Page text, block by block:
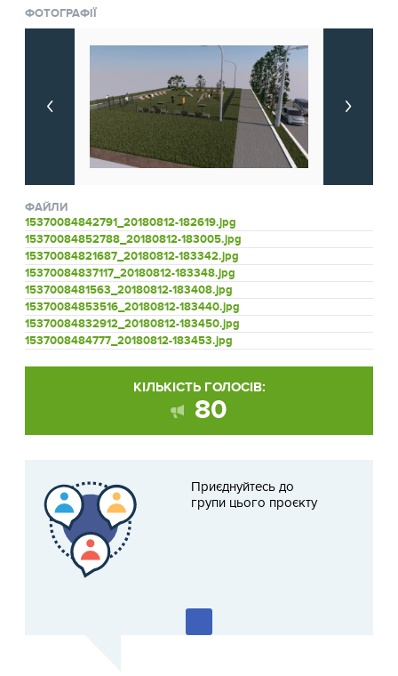
ФОТОГРАФІЇ
ФАЙЛИ
15370084842791_20180812-182619.jpg
15370084852788_20180812-183005.jpg
15370084821687_20180812-183342.jpg
15370084837117_20180812-183348.jpg
1537008481563_20180812-183408.jpg
15370084853516_20180812-183440.jpg
15370084832912_20180812-183450.jpg
1537008484777_20180812-183453.jpg
КІЛЬКІСТЬ ГОЛОСІВ:
80
Приєднуйтесь до
групи цього проєкту